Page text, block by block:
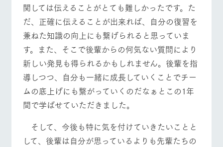
わせ・資
料請求
牧場内を巡る周
遊バスのご案内
個人情報取扱いについて
営業時間・料金 交通アクセス
よくあるご質問
団体のお客様へ
ペットをお連れの
お客様へ お問い合わせ
関しては伝えることがとても難しかったです。た
だ、正確に伝えることが出来れば、自分の復習を
兼ねた知識の向上にも繋げられると思っていま
す。また、そこで後輩からの何気ない質問により
新しい発見も得られるかもしれません。後輩を指
導しつつ、自分も一緒に成長していくことでチー
ムの底上げにも繋がっていくのだなぁとこの1年
間で学ばせていただきました。
そして、今後も特に気を付けていきたいことと
して、後輩は自分が思っているよりも先輩たちの